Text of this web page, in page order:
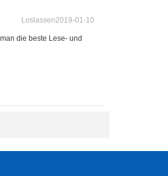
Loslassen2019-01-10
die beste Lese- und